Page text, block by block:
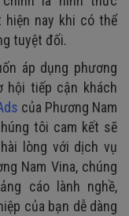
hiện nay khi có thể
tuyệt đối.
áp dụng phương
hội tiếp cận khách
của Phương Nam
tôi cam kết sẽ
lòng với dịch vụ
Nam Vina, chúng
cáo lành nghề,
của bạn dễ dàng